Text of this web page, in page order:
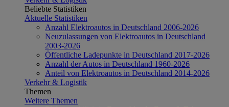
Beliebte Statistiken
Aktuelle Statistiken
Anzahl Elektroautos in Deutschland 2006-2026
Neuzulassungen von Elektroautos in Deutschland
2003-2026
Öffentliche Ladepunkte in Deutschland 2017-2026
Anzahl der Autos in Deutschland 1960-2026
Anteil von Elektroautos in Deutschland 2014-2026
Verkehr & Logistik
Themen
Weitere Themen